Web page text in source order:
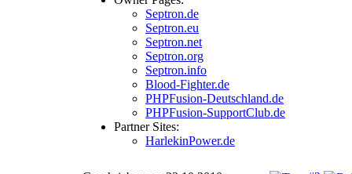
Septron.de
Septron.eu
Septron.net
Septron.org
Septron.info
Blood-Fighter.de
PHPFusion-Deutschland.de
PHPFusion-SupportClub.de
Partner Sites:
HarlekinPower.de